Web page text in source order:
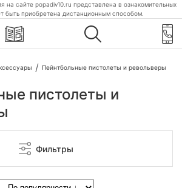
на сайте popadiv10.ru представлена в ознакомительных
быть приобретена дистанционным способом.
Пейнтбольные пистолеты и револьверы
пистолеты и
Фильтры